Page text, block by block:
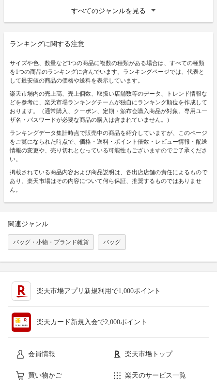
すべてのジャンルを見る
ランキングに関する注意
サイズや色、数量など1つの商品に複数の種類がある場合は、すべての種類
を1つの商品のランキングに含んでいます。ランキングページでは、代表と
して最安値の商品の価格や送料を表示しています。
楽天市場内の売上高、売上個数、取扱い店舗数等のデータ、トレンド情報な
どを参考に、楽天市場ランキングチームが独自にランキング順位を作成して
おります。（通常購入、クーポン、定期・頒布会購入商品が対象。専用ユー
ザ名・パスワードが必要な商品の購入は含まれていません。）
ランキングデータ集計時点で販売中の商品を紹介していますが、このページ
をご覧になられた時点で、価格・送料・ポイント倍数・レビュー情報・配送
情報の変更や、売り切れとなっている可能性もございますのでご了承くださ
い。
掲載されている商品内容および商品説明は、各出店店舗の責任によるもので
あり、楽天市場はその内容について何ら保証、推奨するものではありませ
ん。
関連ジャンル
バッグ・小物・ブランド雑貨 バッグ
楽天市場アプリ新規利用で1,000ポイント
楽天カード新規入会で2,000ポイント
会員情報 楽天市場トップ
買い物かご 楽天のサービス一覧